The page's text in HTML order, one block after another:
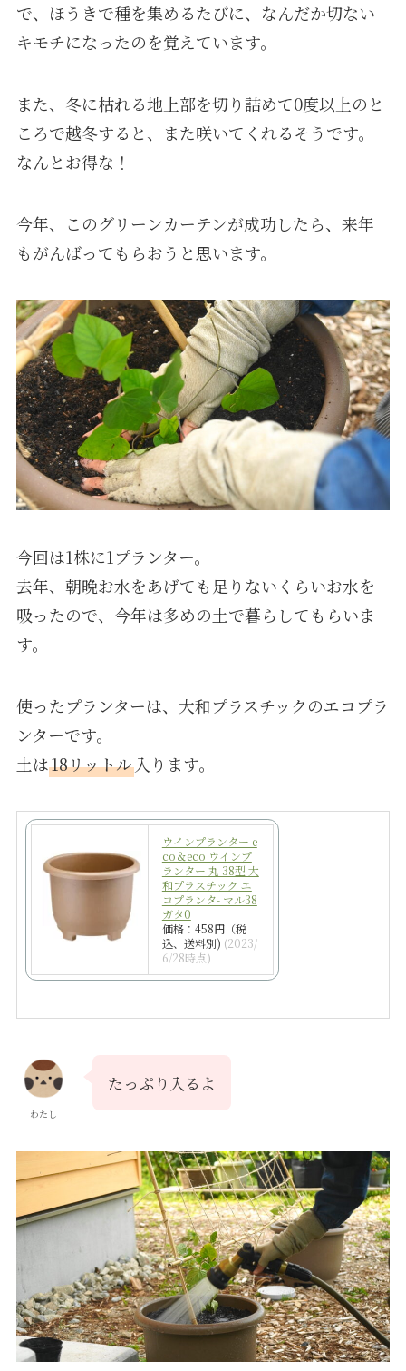
で、ほうきで種を集めるたびに、なんだか切ない
キモチになったのを覚えています。
また、冬に枯れる地上部を切り詰めて0度以上のと
ころで越冬すると、また咲いてくれるそうです。
なんとお得な！
今年、このグリーンカーテンが成功したら、来年
もがんばってもらおうと思います。
今回は1株に1プランター。
去年、朝晩お水をあげても足りないくらいお水を
吸ったので、今年は多めの土で暮らしてもらいま
す。
使ったプランターは、大和プラスチックのエコプラ
ンターです。
土は18リットル入ります。
ウインプランター e
co＆eco ウインプ
ランター 丸 38型 大
和プラスチック エ
コプランタ- マル38
ガタ0
価格：458円（税
込、送料別) (2023/
6/28時点)
わたし
たっぷり入るよ